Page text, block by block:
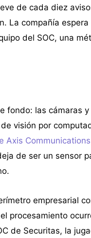
de cada diez
La compañía
del SOC, una
fondo: las cámaras
visión por
Axis
de ser un sensor
empresarial
procesamiento
de Securitas, la